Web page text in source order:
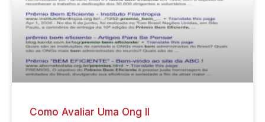
Como Avaliar Uma Ong II